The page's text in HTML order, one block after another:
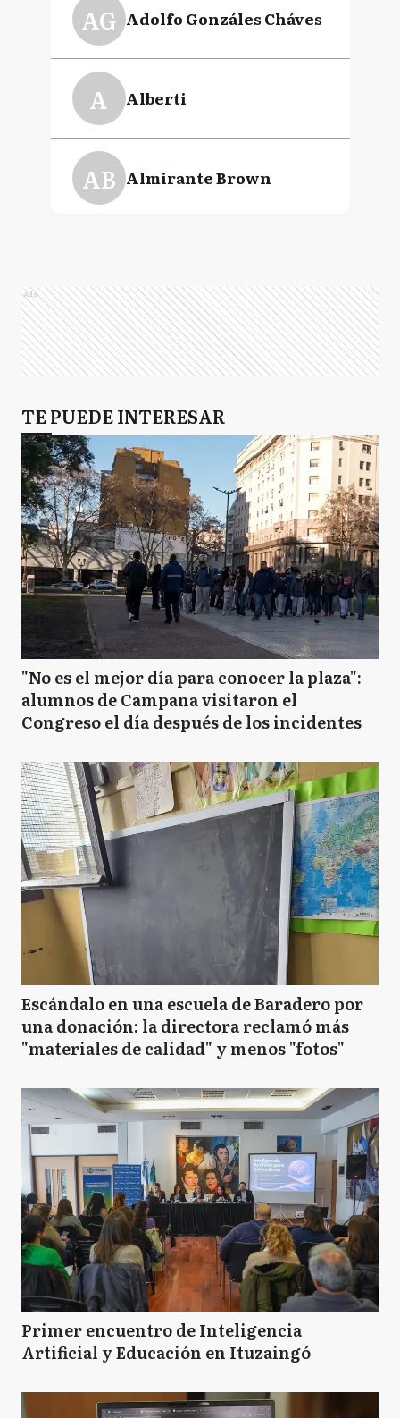
AG Adolfo Gonzáles Cháves
A Alberti
AB Almirante Brown
A Avellaneda
B Baradero
B Berisso
B Bolívar
C Cañuelas
C Chascomús
E Ensenada
E Ezeiza
GR General Rodríguez
H Hurlingham
I Ituzaingó
J Junín
LN Leandro N Alem
LD
Ads
TE PUEDE INTERESAR
"No es el mejor día para conocer la plaza":
alumnos de Campana visitaron el
Congreso el día después de los incidentes
Escándalo en una escuela de Baradero por
una donación: la directora reclamó más
"materiales de calidad" y menos "fotos"
Primer encuentro de Inteligencia
Artificial y Educación en Ituzaingó